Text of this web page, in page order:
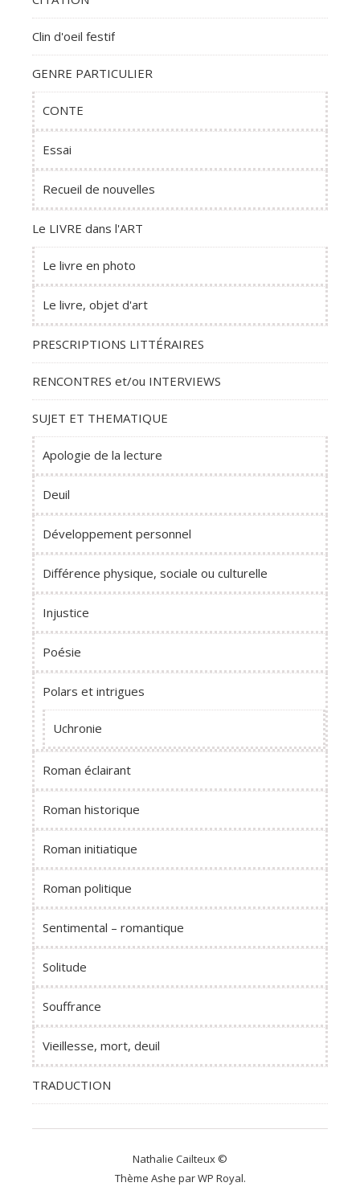
Clin d'oeil festif
GENRE PARTICULIER
CONTE
Essai
Recueil de nouvelles
Le LIVRE dans l'ART
Le livre en photo
Le livre, objet d'art
PRESCRIPTIONS LITTÉRAIRES
RENCONTRES et/ou INTERVIEWS
SUJET ET THEMATIQUE
Apologie de la lecture
Deuil
Développement personnel
Différence physique, sociale ou culturelle
Injustice
Poésie
Polars et intrigues
Uchronie
Roman éclairant
Roman historique
Roman initiatique
Roman politique
Sentimental – romantique
Solitude
Souffrance
Vieillesse, mort, deuil
TRADUCTION
Nathalie Cailteux ©
Thème Ashe parWP Royal.